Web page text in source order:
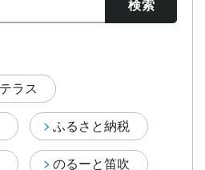
ラス
ふるさと納税
のるーと笛吹